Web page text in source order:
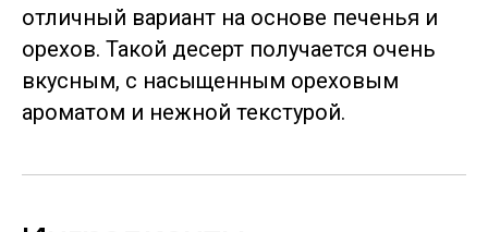
отличный вариант на основе печенья и
орехов. Такой десерт получается очень
вкусным, с насыщенным ореховым
ароматом и нежной текстурой.